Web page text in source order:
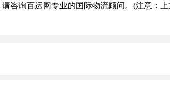
询百运网专业的国际物流顾问。(注意：